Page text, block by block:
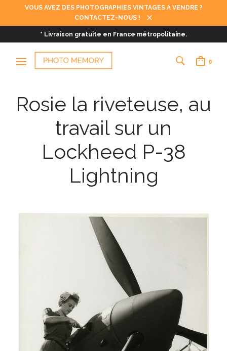
VOUS AVEZ DES PHOTOGRAPHIES VINTAGES A VENDRE ?
CONTACTEZ-NOUS !
* Livraison gratuite en France métropolitaine.
0
Rosie la riveteuse, au
travail sur un
Lockheed P-38
Lightning